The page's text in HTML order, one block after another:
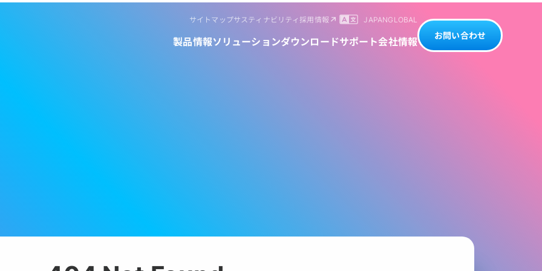
サイトマップサスティナビリティ採用情報 JAPANGLOBAL
製品情報ソリューションダウンロードサポート会社情報
お問い合わせ